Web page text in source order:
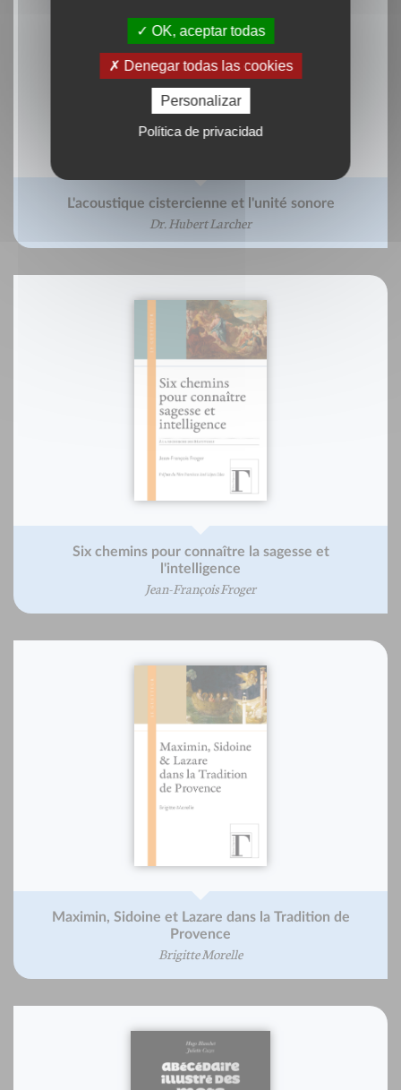
L'acoustique cistercienne et l'unité sonore
Dr. Hubert Larcher
Six chemins pour connaître la sagesse et
l'intelligence
Jean-François Froger
Maximin, Sidoine et Lazare dans la Tradition de
Provence
Brigitte Morelle
OK, aceptar todas
Denegar todas las cookies
Personalizar
Política de privacidad